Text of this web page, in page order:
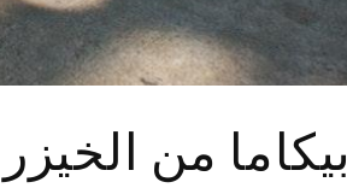
بيكاما من